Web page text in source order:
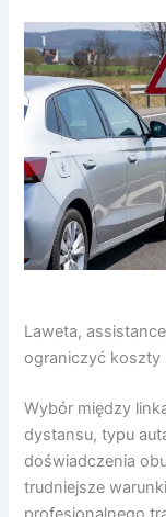
Laweta,
ograniczyć koszty
Wybór między
dystansu, typu
doświadczenia
trudniejsze